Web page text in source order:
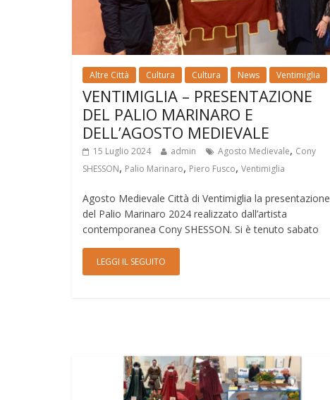
Altre Città Cultura Cultura News Ventimiglia
VENTIMIGLIA – PRESENTAZIONE
DEL PALIO MARINARO E
DELL’AGOSTO MEDIEVALE
15 Luglio 2024 admin Agosto Medievale, Cony
SHESSON, Palio Marinaro, Piero Fusco, Ventimiglia
Agosto Medievale Città di Ventimiglia la presentazione
del Palio Marinaro 2024 realizzato dall’artista
contemporanea Cony SHESSON. Si è tenuto sabato
LEGGI IL SEGUITO